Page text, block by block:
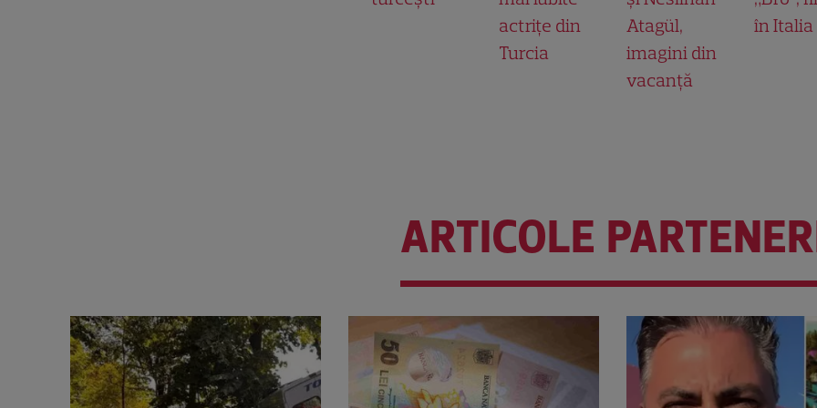
actrițe din
Turcia
Atagül,
imagini din
vacanță
în Italia
ARTICOLE